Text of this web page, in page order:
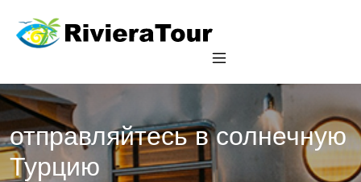
отправляйтесь в солнечную
Турцию